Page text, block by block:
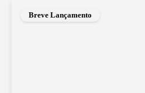
Breve Lançamento